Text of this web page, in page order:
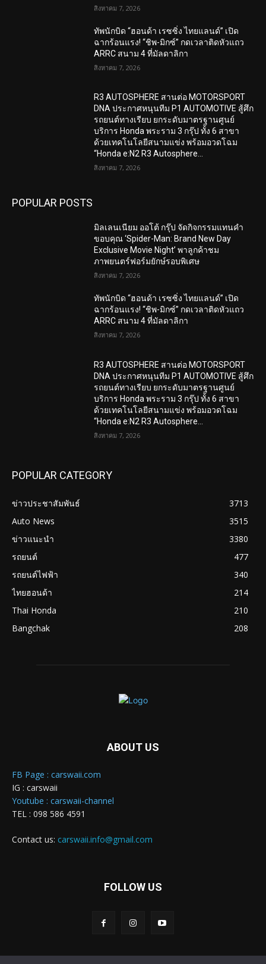
สิงหาคม 7, 2026
ทัพนักบิด “ฮอนด้า เรซซิ่ง ไทยแลนด์” เปิด
ฉากร้อนแรง! “ชิพ-มิกซ์” กดเวลาติดหัวแถว
ARRC สนาม 4 ที่มัลดาลิกา
สิงหาคม 7, 2026
R3 AUTOSPHERE สานต่อ MOTORSPORT
DNA ประกาศหนุนทีม P1 AUTOMOTIVE สู้ศึก
รถยนต์ทางเรียบ ยกระดับมาตรฐานศูนย์
บริการ Honda พระราม 3 กรุ๊ป ทั้ง 6 สาขา
ด้วยเทคโนโลยีสนามแข่ง พร้อมอวดโฉม
“Honda e:N2 R3 Autosphere...
สิงหาคม 7, 2026
POPULAR POSTS
มิลเลนเนียม ออโต้ กรุ๊ป จัดกิจกรรมแทนคำ
ขอบคุณ ‘Spider-Man: Brand New Day
Exclusive Movie Night’ พาลูกค้าชม
ภาพยนตร์ฟอร์มยักษ์รอบพิเศษ
สิงหาคม 7, 2026
ทัพนักบิด “ฮอนด้า เรซซิ่ง ไทยแลนด์” เปิด
ฉากร้อนแรง! “ชิพ-มิกซ์” กดเวลาติดหัวแถว
ARRC สนาม 4 ที่มัลดาลิกา
สิงหาคม 7, 2026
R3 AUTOSPHERE สานต่อ MOTORSPORT
DNA ประกาศหนุนทีม P1 AUTOMOTIVE สู้ศึก
รถยนต์ทางเรียบ ยกระดับมาตรฐานศูนย์
บริการ Honda พระราม 3 กรุ๊ป ทั้ง 6 สาขา
ด้วยเทคโนโลยีสนามแข่ง พร้อมอวดโฉม
“Honda e:N2 R3 Autosphere...
สิงหาคม 7, 2026
POPULAR CATEGORY
ข่าวประชาสัมพันธ์
3713
Auto News
3515
ข่าวแนะนำ
3380
รถยนต์
477
รถยนต์ไฟฟ้า
340
ไทยฮอนด้า
214
Thai Honda
210
Bangchak
208
ABOUT US
FB Page : carswaii.com
IG : carswaii
Youtube : carswaii-channel
TEL : 098 586 4591
Contact us: carswaii.info@gmail.com
FOLLOW US